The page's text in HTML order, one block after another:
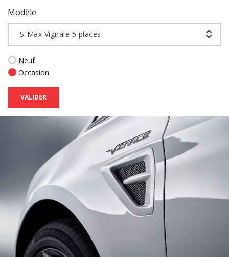
Modèle
S-Max Vignale 5 places
Neuf
Occasion
VALIDER